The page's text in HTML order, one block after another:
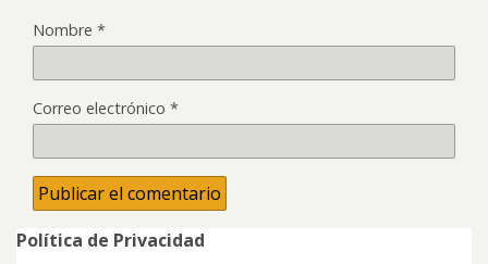
Nombre *
Correo electrónico *
Política de Privacidad